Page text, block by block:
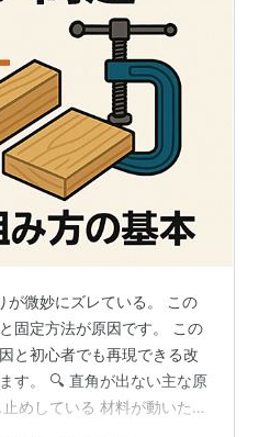
が微妙にズレている。 この
固定方法が原因です。 この
と初心者でも再現できる改
す。 🔍 直角が出ない主な原
めしている 材料が動いたま